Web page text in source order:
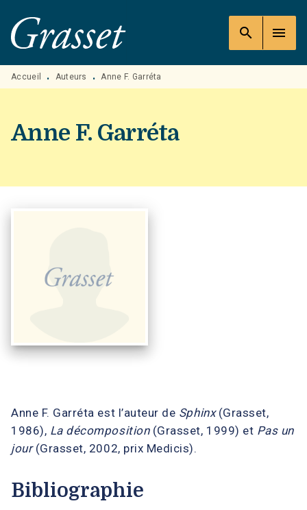
MENU RECHERCHE
PIED DE PAGE
search menu
Accueil • Auteurs • Anne F. Garréta
Anne F. Garréta
Anne F. Garréta est l’auteur de Sphinx(Grasset,
1986), La décomposition(Grasset, 1999) et Pas un
jour(Grasset, 2002, prix Medicis).
Bibliographie